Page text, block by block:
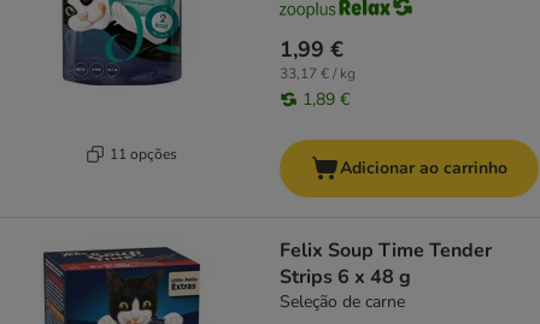
11 opções
1,99 €
33,17 € / kg
1,89 €
Adicionar ao carrinho
Felix Soup Time Tender
Strips 6 x 48 g
Seleção de carne